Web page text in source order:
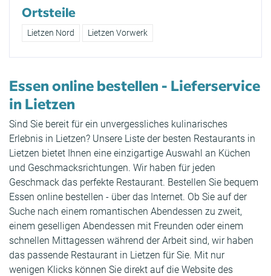
Ortsteile
Lietzen Nord Lietzen Vorwerk
Essen online bestellen - Lieferservice
in Lietzen
Sind Sie bereit für ein unvergessliches kulinarisches
Erlebnis in Lietzen? Unsere Liste der besten Restaurants in
Lietzen bietet Ihnen eine einzigartige Auswahl an Küchen
und Geschmacksrichtungen. Wir haben für jeden
Geschmack das perfekte Restaurant. Bestellen Sie bequem
Essen online bestellen - über das Internet. Ob Sie auf der
Suche nach einem romantischen Abendessen zu zweit,
einem geselligen Abendessen mit Freunden oder einem
schnellen Mittagessen während der Arbeit sind, wir haben
das passende Restaurant in Lietzen für Sie. Mit nur
wenigen Klicks können Sie direkt auf die Website des